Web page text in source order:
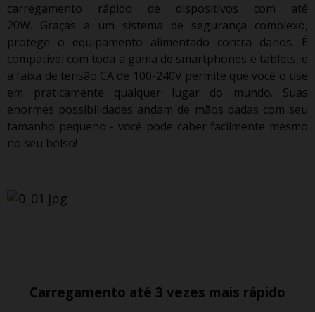
carregamento rápido de dispositivos com até
20W. Graças a um sistema de segurança complexo,
protege o equipamento alimentado contra danos. É
compatível com toda a gama de smartphones e tablets, e
a faixa de tensão CA de 100-240V permite que você o use
em praticamente qualquer lugar do mundo. Suas
enormes possibilidades andam de mãos dadas com seu
tamanho pequeno - você pode caber facilmente mesmo
no seu bolso!
Carregamento até 3 vezes mais rápido